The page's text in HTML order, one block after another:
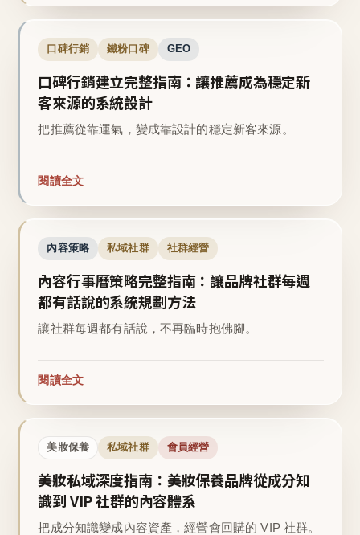
口碑行銷 鐵粉口碑 GEO
口碑行銷建立完整指南：讓推薦成為穩定新
客來源的系統設計
把推薦從靠運氣，變成靠設計的穩定新客來源。
閱讀全文
內容策略 私域社群 社群經營
內容行事曆策略完整指南：讓品牌社群每週
都有話說的系統規劃方法
讓社群每週都有話說，不再臨時抱佛腳。
閱讀全文
美妝保養 私域社群 會員經營
美妝私域深度指南：美妝保養品牌從成分知
識到 VIP 社群的內容體系
把成分知識變成內容資產，經營會回購的 VIP 社群。